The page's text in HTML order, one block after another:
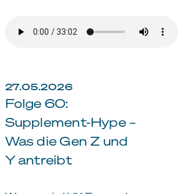
27.05.2026
Folge 60:
Supplement-Hype –
Was die Gen Z und
Y antreibt